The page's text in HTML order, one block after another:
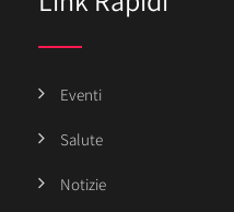
Eventi
Salute
Notizie